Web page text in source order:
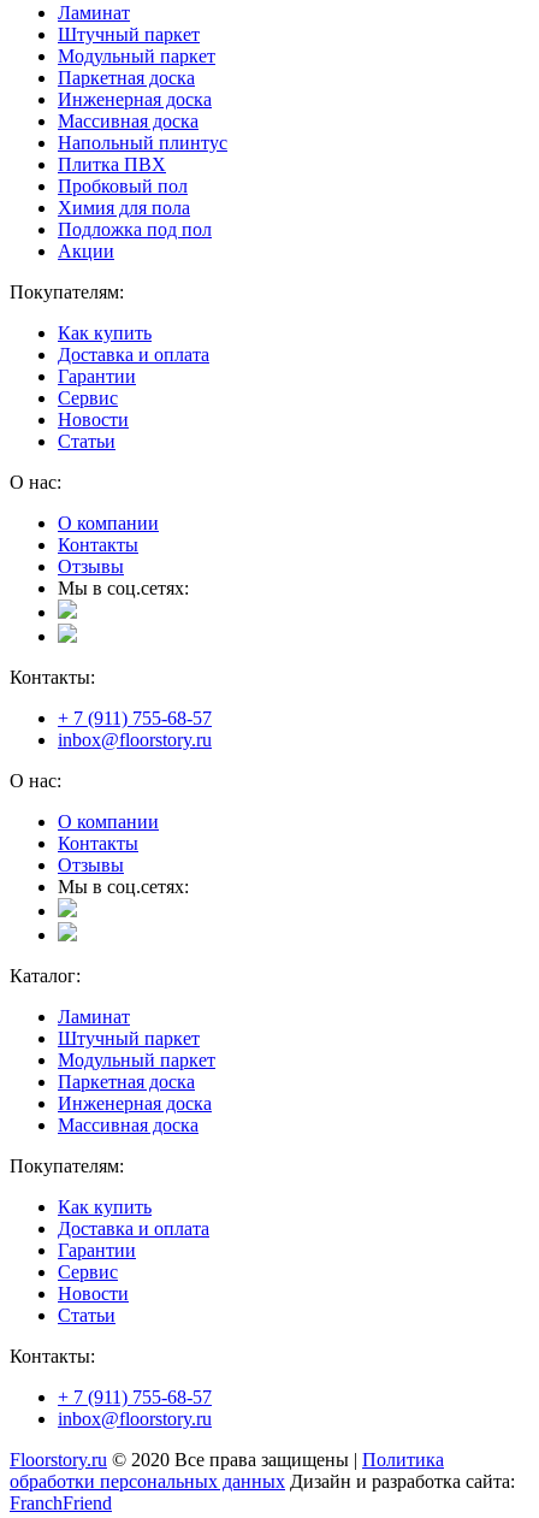
Ламинат
Штучный паркет
Модульный паркет
Паркетная доска
Инженерная доска
Массивная доска
Напольный плинтус
Плитка ПВХ
Пробковый пол
Химия для пола
Подложка под пол
Акции
Покупателям:
Как купить
Доставка и оплата
Гарантии
Сервис
Новости
Статьи
О нас:
О компании
Контакты
Отзывы
Мы в соц.сетях:
Контакты:
+ 7 (911) 755-68-57
inbox@floorstory.ru
О нас:
О компании
Контакты
Отзывы
Мы в соц.сетях:
Каталог:
Ламинат
Штучный паркет
Модульный паркет
Паркетная доска
Инженерная доска
Массивная доска
Покупателям:
Как купить
Доставка и оплата
Гарантии
Сервис
Новости
Статьи
Контакты:
+ 7 (911) 755-68-57
inbox@floorstory.ru
Floorstory.ru © 2020 Все права защищены | Политика
обработки персональных данных Дизайн и разработка сайта:
FranchFriend